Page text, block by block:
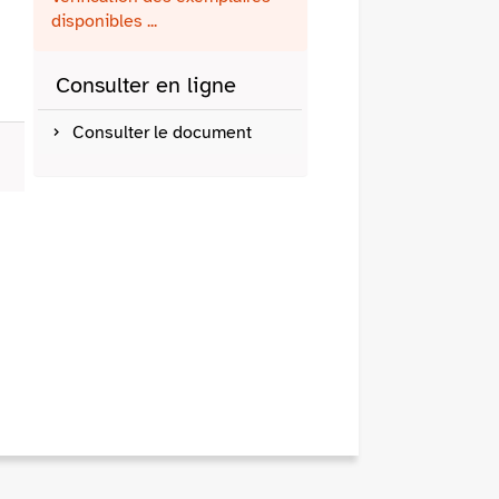
disponibles ...
Consulter en ligne
Consulter le document